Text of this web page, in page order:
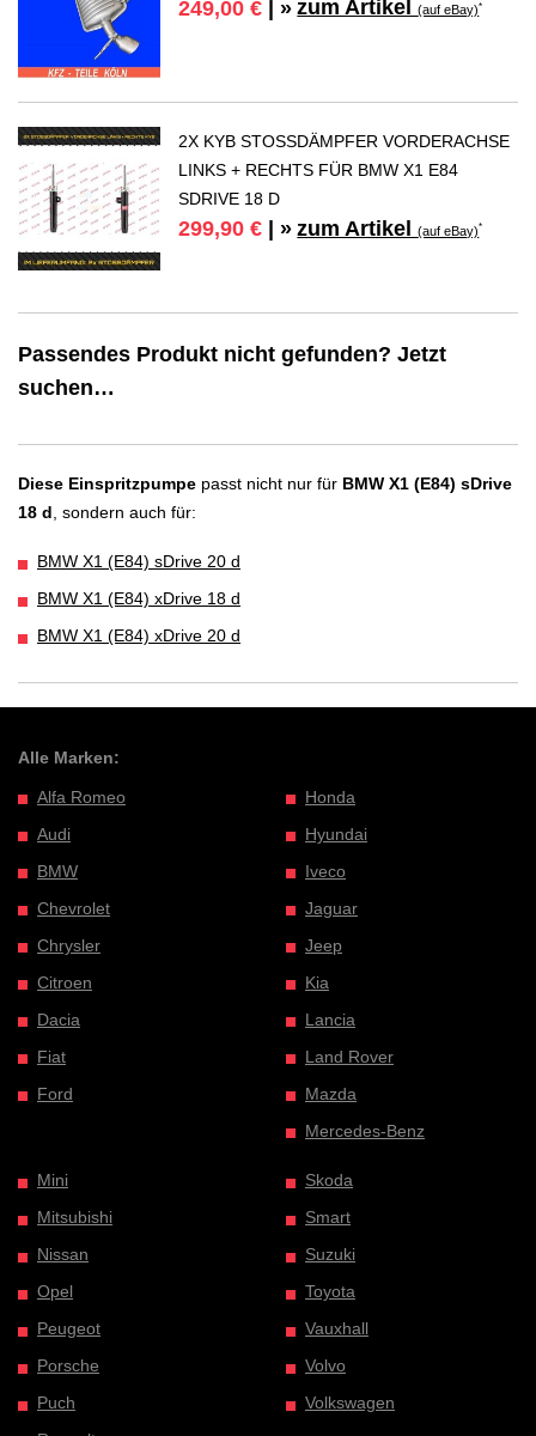
249,00 € | » zum Artikel(auf eBay)*
2X KYB STOSSDÄMPFER VORDERACHSE
LINKS + RECHTS FÜR BMW X1 E84
SDRIVE 18 D
299,90 € | » zum Artikel(auf eBay)*
Passendes Produkt nicht gefunden? Jetzt
suchen…
Diese Einspritzpumpe passt nicht nur für BMW X1 (E84) sDrive
18 d , sondern auch für:
BMW X1 (E84) sDrive 20 d
BMW X1 (E84) xDrive 18 d
BMW X1 (E84) xDrive 20 d
Alle Marken:
Alfa Romeo
Audi
BMW
Chevrolet
Chrysler
Citroen
Dacia
Fiat
Ford
Honda
Hyundai
Iveco
Jaguar
Jeep
Kia
Lancia
Land Rover
Mazda
Mercedes-Benz
Mini
Mitsubishi
Nissan
Opel
Peugeot
Porsche
Puch
Skoda
Smart
Suzuki
Toyota
Vauxhall
Volvo
Volkswagen